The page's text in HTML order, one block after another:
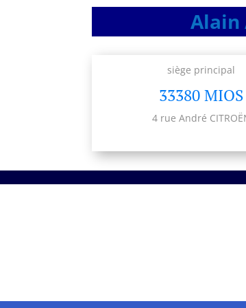
Alain
siège principal
33380 MIOS
4 rue André